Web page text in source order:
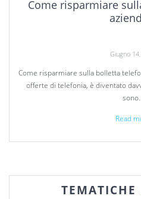
Come risparmiare
Giugno
Come risparmiare sulla bolletta
offerte di telefonia, è diventato
Read
TEMATICHE